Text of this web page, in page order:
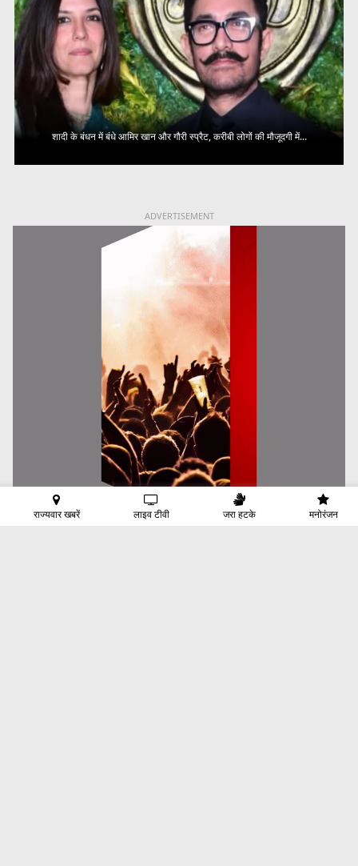
शादी के बंधन में बंधे आमिर खान और गौरी स्प्रैट, करीबी लोगों की मौजूदगी में...
ADVERTISEMENT
राज्यवार खबरें लाइव टीवी जरा हटके मनोरंजन